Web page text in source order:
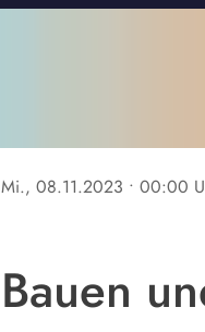
Mi., 08.11.2023 • 00:00
Bauen